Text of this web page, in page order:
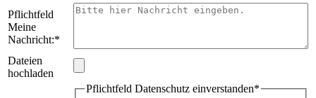
Pflichtfeld
Meine
Nachricht:*
Dateien
hochladen
Pflichtfeld Datenschutz einverstanden*